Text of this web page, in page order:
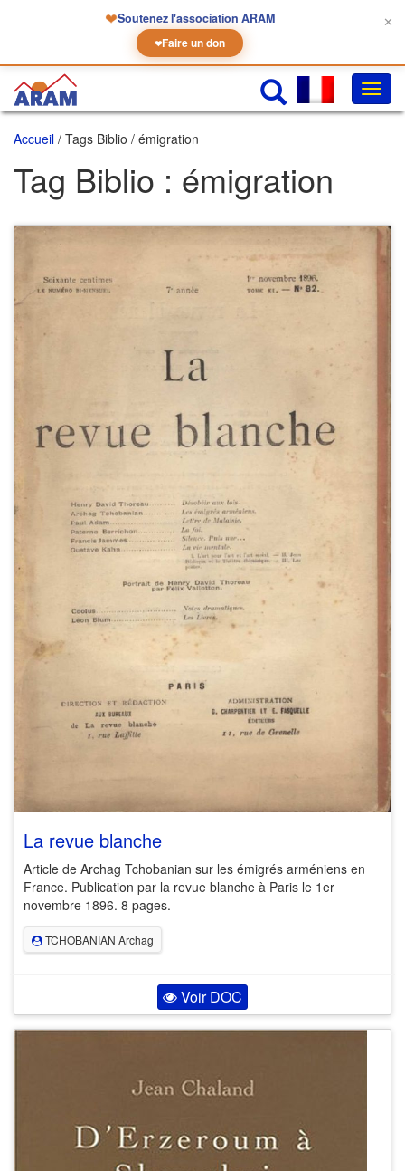
❤Soutenez l'association ARAM
❤Faire un don
✕
la
Accueil / Tags Biblio / émigration
Tag Biblio : émigration
La revue blanche
Article de Archag Tchobanian sur les émigrés arméniens en
France. Publication par la revue blanche à Paris le 1er
novembre 1896. 8 pages.
TCHOBANIAN Archag
Voir DOC